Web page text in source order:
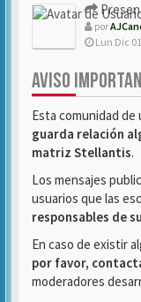
por
Lun Dic
AVISO
Esta comunidad de
guarda relación
matriz Stellantis.
Los mensajes
usuarios que las
responsables de
En caso de existir
por favor,
moderadores